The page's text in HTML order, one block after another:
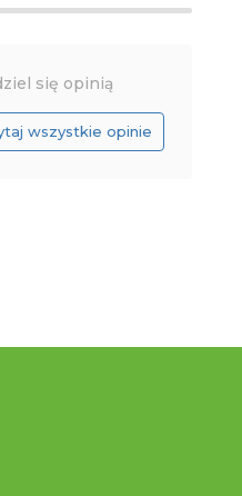
się opinią
wszystkie opinie